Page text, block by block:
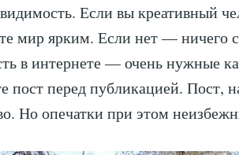
видимость. Если вы креативный
мир ярким. Если нет — ничего
в интернете — очень нужные
пост перед публикацией.
Но опечатки при этом